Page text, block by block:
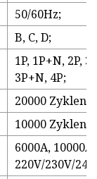
50/60Hz;
B, C, D;
1P, 1P+N, 2P,
3P+N, 4P;
20000 Zyklen;
10000 Zyklen;
6000A, 10000A
220V/230V/